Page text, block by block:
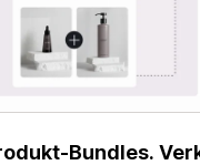
Bundles.